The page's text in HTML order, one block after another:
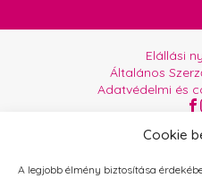
Cookie
A legjobb élmény biztosítása
Elállási
Általános
Adatvédelmi és